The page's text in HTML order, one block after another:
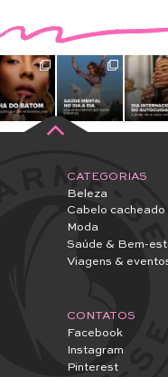
CATEGORIAS
Beleza
Cabelo cacheado
Moda
Saúde & Bem-
Viagens &
CONTATOS
Facebook
Instagram
Pinterest